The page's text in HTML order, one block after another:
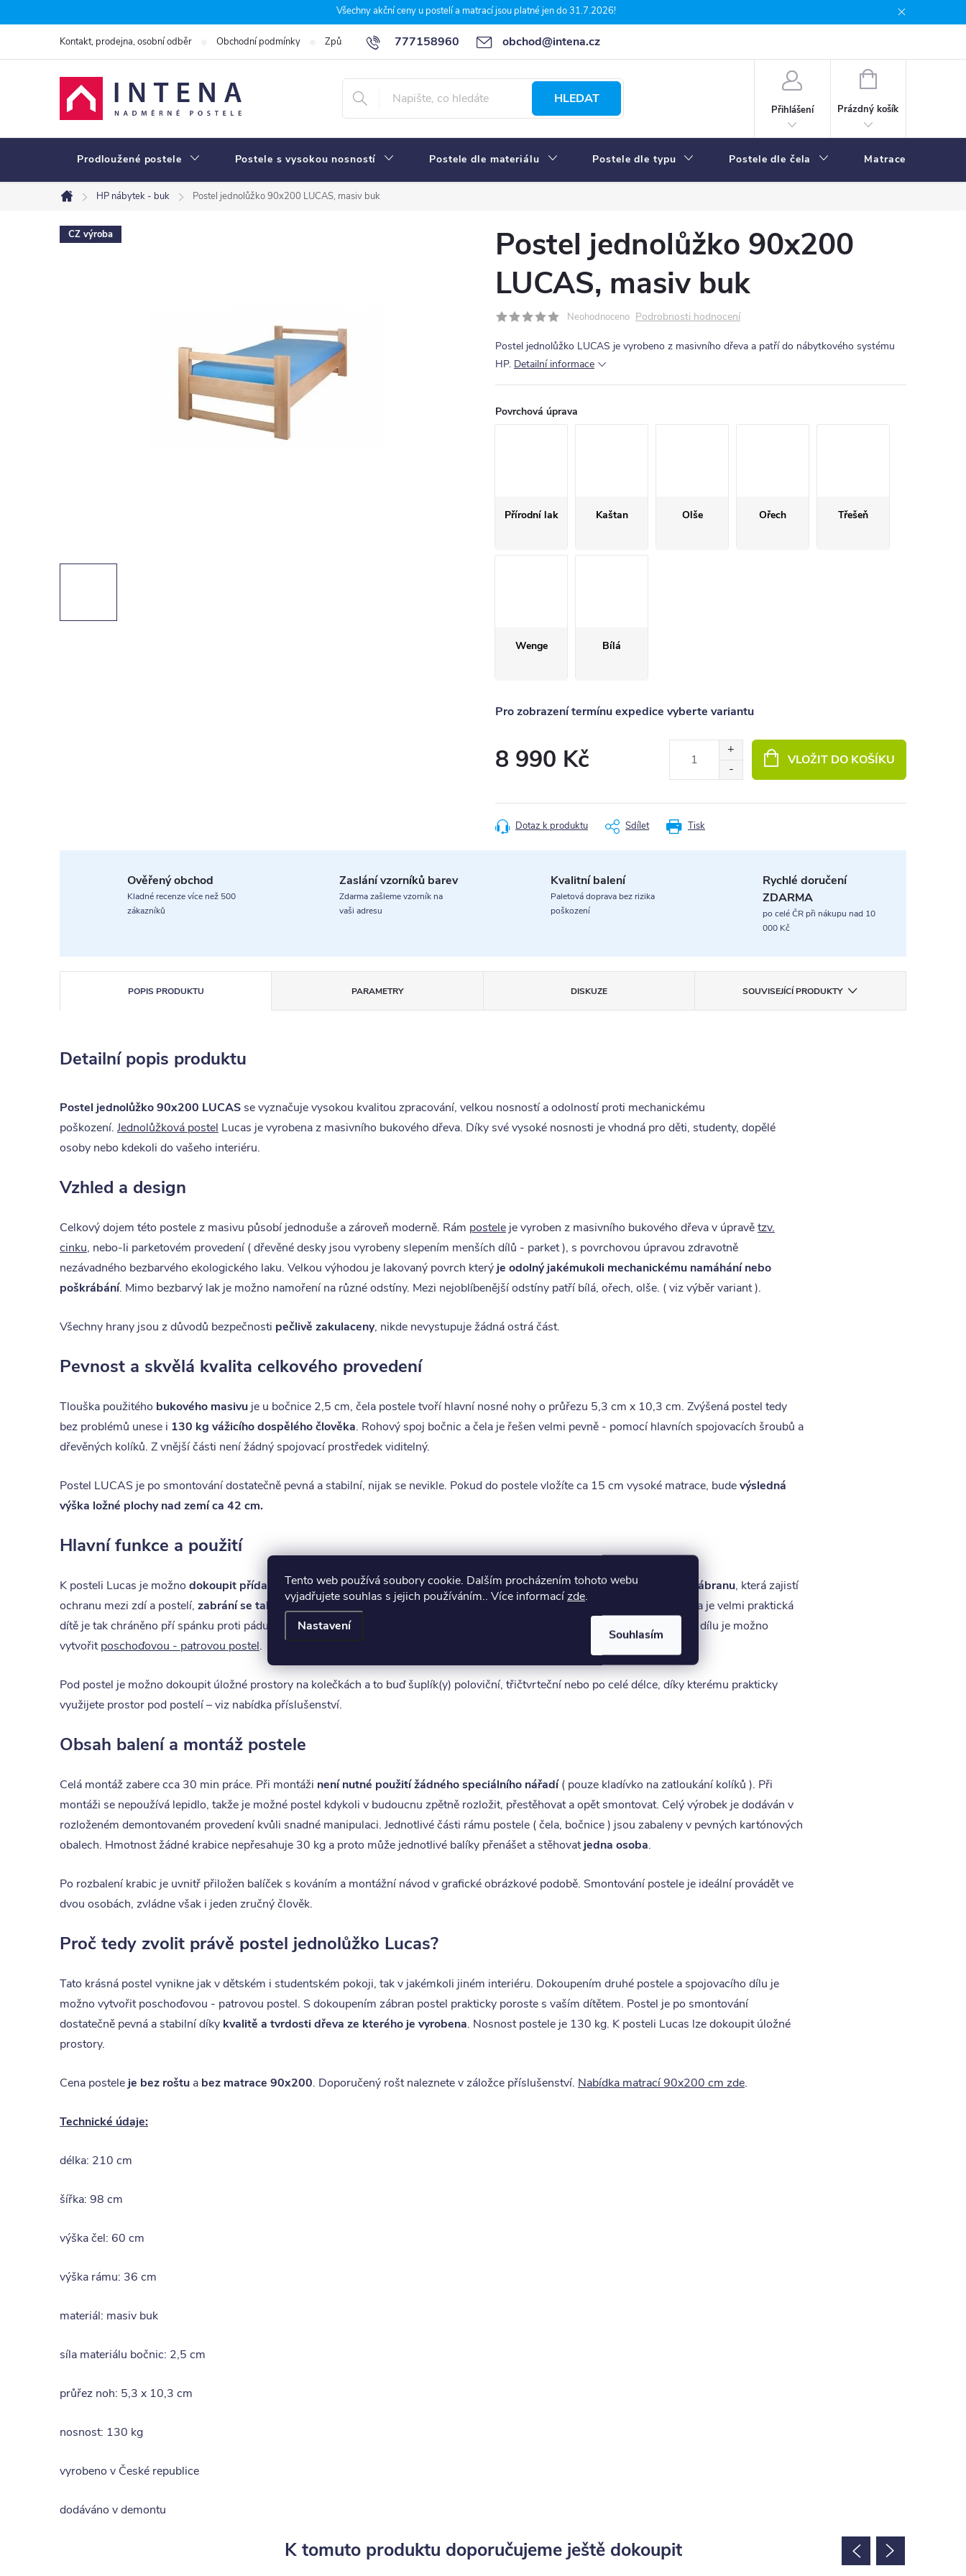
Tento web používá soubory cookie. Dalším procházením tohoto webu
vyjadřujete souhlas s jejich používáním.. Více informacízde.
Nastavení
Souhlasím
na
Všechny akční ceny u postelí a matrací jsou platné jen do 31.7.2026!
777158960 obchod@intena.cz
Kontakt, prodejna, osobní odběr Obchodní podmínky Způsoby a ceny dopravy 7 důvodů, proč nakupit u Intena nábytek
HLEDAT
Přihlášení
NÁKUPNÍ
Prázdný košík
Prodloužené postele Postele s vysokou nosností Postele dle materiálu Postele dle typu Postele dle čela Matrace
Domů
HP nábytek - buk Postel jednolůžko 90x200 LUCAS, masiv buk
CZ výroba
Postel jednolůžko 90x200
LUCAS, masiv buk
Neohodnoceno Podrobnosti hodnocení
Postel jednolůžko LUCAS je vyrobeno z masivního dřeva a patří do nábytkového systému
HP. Detailní informace
Povrchová úprava
Přírodní lak Kaštan Olše Ořech Třešeň
Wenge Bílá
Pro zobrazení termínu expedice vyberte variantu
8 990 Kč VLOŽIT DO KOŠÍKU
Tisk
Dotaz k produktu Sdílet
Ověřený obchod
Kladné recenze více než 500
zákazníků
Zaslání vzorníků barev
Zdarma zašleme vzorník na
vaši adresu
Kvalitní balení
Paletová doprava bez rizika
poškození
Rychlé doručení
ZDARMA
po celé ČR při nákupu nad 10
000 Kč
POPIS PRODUKTU DISKUZE SOUVISEJÍCÍ PRODUKTY
PARAMETRY
Detailní popis produktu
Postel jednolůžko 90x200 LUCAS se vyznačuje vysokou kvalitou zpracování, velkou nosností a odolností proti mechanickému
poškození. Jednolůžková postel Lucas je vyrobena z masivního bukového dřeva. Díky své vysoké nosnosti je vhodná pro děti, studenty, dopělé
osoby nebo kdekoli do vašeho interiéru.
Vzhled a design
Celkový dojem této postele z masivu působí jednoduše a zároveň moderně. Rám postele je vyroben z masivního bukového dřeva v úpravětzv.
cinku, nebo-li parketovém provedení ( dřevěné desky jsou vyrobeny slepením menších dílů - parket ), s povrchovou úpravou zdravotně
nezávadného bezbarvého ekologického laku. Velkou výhodou je lakovaný povrch který je odolný jakémukoli mechanickému namáhání nebo
poškrábání. Mimo bezbarvý lak je možno namoření na různé odstíny. Mezi nejoblíbenější odstíny patří bílá, ořech, olše. ( viz výběr variant ).
Všechny hrany jsou z důvodů bezpečnosti pečlivě zakulaceny, nikde nevystupuje žádná ostrá část.
Pevnost a skvělá kvalita celkového provedení
Tlouška použitého bukového masivu je u bočnice 2,5 cm, čela postele tvoří hlavní nosné nohy o průřezu 5,3 cm x 10,3 cm. Zvýšená postel tedy
bez problémů unese i 130 kg vážicího dospělého člověka. Rohový spoj bočnic a čela je řešen velmi pevně - pomocí hlavních spojovacích šroubů a
dřevěných kolíků. Z vnější části není žádný spojovací prostředek viditelný.
Postel LUCAS je po smontování dostatečně pevná a stabilní, nijak se nevikle. Pokud do postele vložíte ca 15 cm vysoké matrace, budevýsledná
výška ložné plochy nad zemí ca 42 cm.
Hlavní funkce a použití
K posteli Lucas je možno dokoupit přídavné zábrany, které dětem zaručí bezpečný spánek bez pádu. Dokoupil lze i dlouhou zábranu, která zajistí
ochranu mezi zdí a postelí, zabrání se tak otírání stěny
. Pro malé děti doporučujeme dokoupit přídavnou zábranu, tato varianta je velmi praktická
dítě je tak chráněno pří spánku proti pádu a zároveň může samostatně opustit lůžko. Dokoupením druhé postele a spojovacího dílu je možno
vytvořitposchoďovou - patrovou postel.
Pod postel je možno dokoupit úložné prostory na kolečkách a to buď šuplík(y) poloviční, třičtvrteční nebo po celé délce, díky kterému prakticky
využijete prostor pod postelí – viz nabídka příslušenství.
Obsah balení a montáž postele
Celá montáž zabere cca 30 min práce. Při montáži není nutné použití žádného speciálního nářadí( pouze kladívko na zatloukání kolíků ). Při
montáži se nepoužívá lepidlo, takže je možné postel kdykoli v budoucnu zpětně rozložit, přestěhovat a opět smontovat. Celý výrobek je dodáván v
rozloženém demontovaném provedení kvůli snadné manipulaci. Jednotlivé části rámu postele ( čela, bočnice ) jsou zabaleny v pevných kartónových
obalech. Hmotnost žádné krabice nepřesahuje 30 kg a proto může jednotlivé balíky přenášet a stěhovatjedna osoba.
Po rozbalení krabic je uvnitř přiložen balíček s kováním a montážní návod v grafické obrázkové podobě. Smontování postele je ideální provádět ve
dvou osobách, zvládne však i jeden zručný člověk.
Proč tedy zvolit právě postel jednolůžko Lucas?
Tato krásná postel vynikne jak v dětském i studentském pokoji, tak v jakémkoli jiném interiéru. Dokoupením druhé postele a spojovacího dílu je
možno vytvořit poschoďovou - patrovou postel. S dokoupením zábran postel prakticky poroste s vaším dítětem. Postel je po smontování
dostatečně pevná a stabilní díky kvalitě a tvrdosti dřeva ze kterého je vyrobena. Nosnost postele je 130 kg. K posteli Lucas lze dokoupit úložné
prostory.
Cena postele je bez roštu a bez matrace 90x200. Doporučený rošt naleznete v záložce příslušenství. Nabídka matrací 90x200 cm zde.
Technické údaje:
délka: 210 cm
šířka: 98 cm
výška čel: 60 cm
výška rámu: 36 cm
materiál: masiv buk
síla materiálu bočnic: 2,5 cm
průřez noh: 5,3 x 10,3 cm
nosnost: 130 kg
vyrobeno v České republice
dodáváno v demontu
K tomuto produktu doporučujeme ještě dokoupit